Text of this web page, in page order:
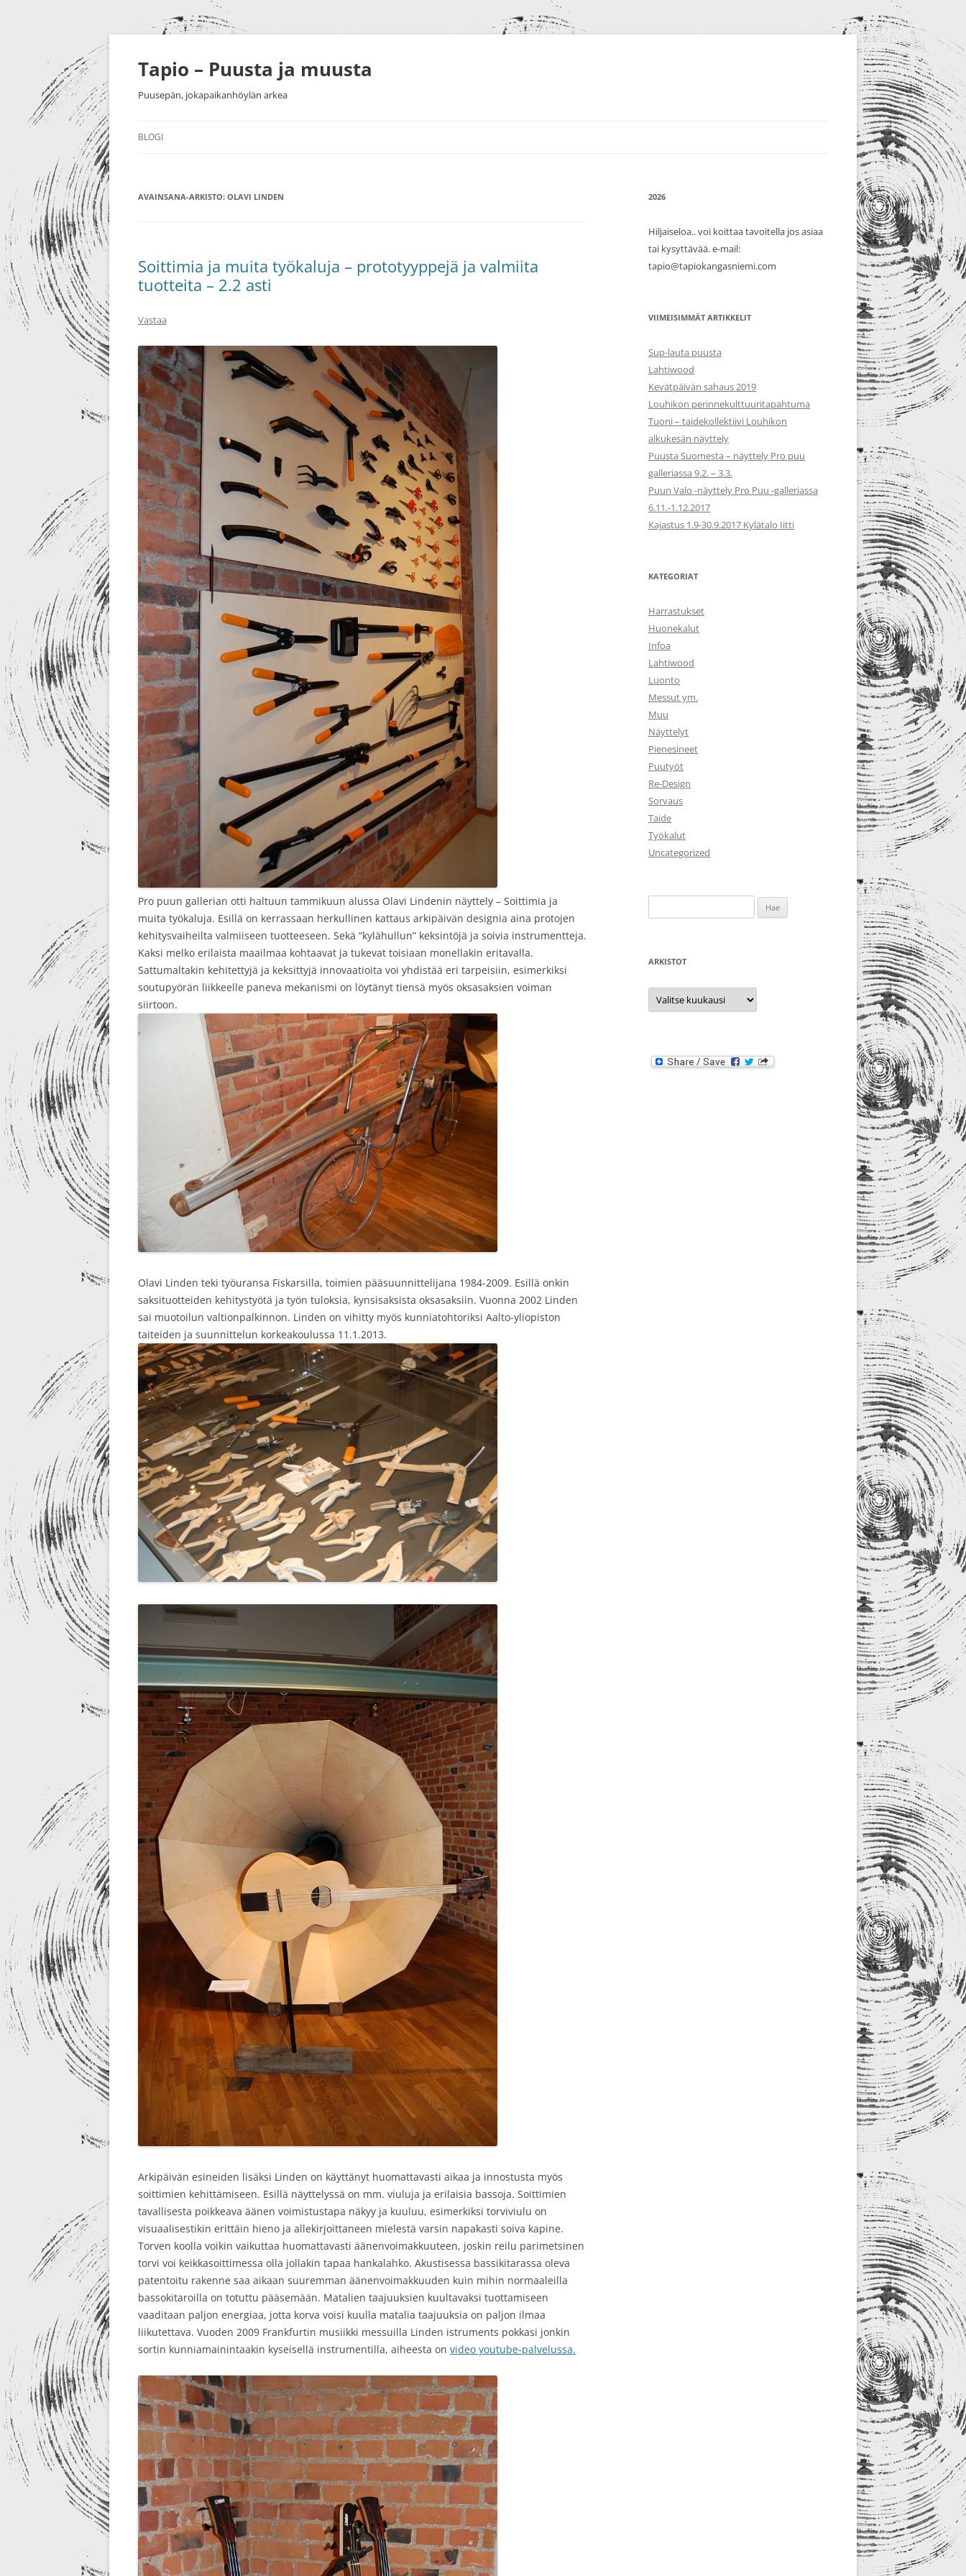
Siirry
Tapio – Puusta ja muusta
Puusepän, jokapaikanhöylän arkea
BLOGI
PUUTYÖT
HARRASTUKSET
MESSUT YM.
RE-DESIGN
AVAINSANA-ARKISTO: OLAVI LINDEN
Soittimia ja muita työkaluja – prototyyppejä ja valmiita
tuotteita – 2.2 asti
Vastaa
Pro puun gallerian otti haltuun tammikuun alussa Olavi Lindenin näyttely – Soittimia ja
muita työkaluja. Esillä on kerrassaan herkullinen kattaus arkipäivän designia aina protojen
kehitysvaiheilta valmiiseen tuotteeseen. Sekä ”kylähullun” keksintöjä ja soivia instrumentteja.
Kaksi melko erilaista maailmaa kohtaavat ja tukevat toisiaan monellakin eritavalla.
Sattumaltakin kehitettyjä ja keksittyjä innovaatioita voi yhdistää eri tarpeisiin, esimerkiksi
soutupyörän liikkeelle paneva mekanismi on löytänyt tiensä myös oksasaksien voiman
siirtoon.
Olavi Linden teki työuransa Fiskarsilla, toimien pääsuunnittelijana 1984-2009. Esillä onkin
saksituotteiden kehitystyötä ja työn tuloksia, kynsisaksista oksasaksiin. Vuonna 2002 Linden
sai muotoilun valtionpalkinnon. Linden on vihitty myös kunniatohtoriksi Aalto-yliopiston
taiteiden ja suunnittelun korkeakoulussa 11.1.2013.
Arkipäivän esineiden lisäksi Linden on käyttänyt huomattavasti aikaa ja innostusta myös
soittimien kehittämiseen. Esillä näyttelyssä on mm. viuluja ja erilaisia bassoja. Soittimien
tavallisesta poikkeava äänen voimistustapa näkyy ja kuuluu, esimerkiksi torviviulu on
visuaalisestikin erittäin hieno ja allekirjoittaneen mielestä varsin napakasti soiva kapine.
Torven koolla voikin vaikuttaa huomattavasti äänenvoimakkuuteen, joskin reilu parimetsinen
torvi voi keikkasoittimessa olla jollakin tapaa hankalahko. Akustisessa bassikitarassa oleva
patentoitu rakenne saa aikaan suuremman äänenvoimakkuuden kuin mihin normaaleilla
bassokitaroilla on totuttu pääsemään. Matalien taajuuksien kuultavaksi tuottamiseen
vaaditaan paljon energiaa, jotta korva voisi kuulla matalia taajuuksia on paljon ilmaa
liikutettava. Vuoden 2009 Frankfurtin musiikki messuilla Linden istruments pokkasi jonkin
sortin kunniamainintaakin kyseisellä instrumentilla, aiheesta on video youtube-palvelussa.
2026
Hiljaiseloa.. voi koittaa tavoitella jos asiaa
tai kysyttävää. e-mail:
tapio@tapiokangasniemi.com
VIIMEISIMMÄT ARTIKKELIT
Sup-lauta puusta
Lahtiwood
Kevätpäivän sahaus 2019
Louhikon perinnekulttuuritapahtuma
Tuoni – taidekollektiivi Louhikon
alkukesän näyttely
Puusta Suomesta – näyttely Pro puu
galleriassa 9.2. – 3.3.
Puun Valo -näyttely Pro Puu -galleriassa
6.11.-1.12.2017
Kajastus 1.9-30.9.2017 Kylätalo Iitti
KATEGORIAT
Harrastukset
Huonekalut
Infoa
Lahtiwood
Luonto
Messut ym.
Muu
Näyttelyt
Pienesineet
Puutyöt
Re-Design
Sorvaus
Taide
Työkalut
Uncategorized
ARKISTOT
Arkistot